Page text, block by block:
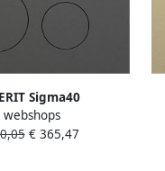
Sigma40
DF
round zwart
webshops
€ 365,47